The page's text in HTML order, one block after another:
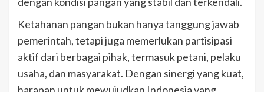
Ketahanan pangan bukan hanya tanggung jawab
pemerintah, tetapi juga memerlukan partisipasi
aktif dari berbagai pihak, termasuk petani, pelaku
usaha, dan masyarakat. Dengan sinergi yang kuat,